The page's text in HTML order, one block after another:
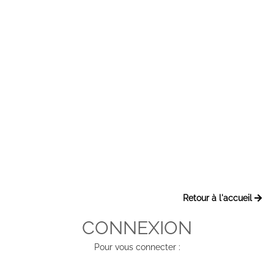
Retour à l'accueil
CONNEXION
Pour vous connecter :